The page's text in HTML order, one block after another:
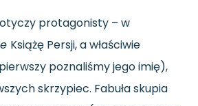
protagonisty – w
Książę Persji, a właściwie
poznaliśmy jego imię),
skrzypiec. Fabuła skupia